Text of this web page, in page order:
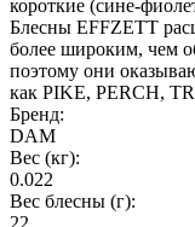
короткие (сине-
Блесны EFFZETT
более широким, чем
поэтому они
как PIKE, PERCH,
Бренд:
DAM
Вес (кг):
0.022
Вес блесны (г):
22